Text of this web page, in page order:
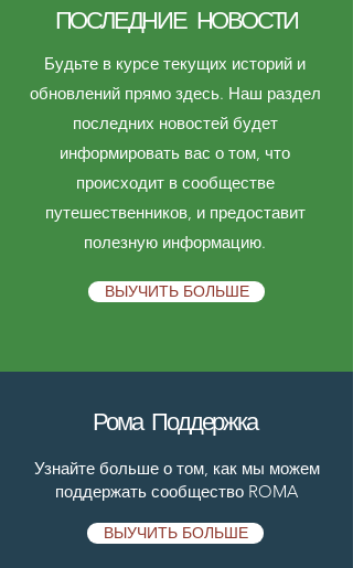
ПОСЛЕДНИЕ НОВОСТИ
Будьте в курсе текущих историй и
обновлений прямо здесь. Наш раздел
последних новостей будет
информировать вас о том, что
происходит в сообществе
путешественников, и предоставит
полезную информацию.
ВЫУЧИТЬ БОЛЬШЕ
Рома Поддержка
Узнайте больше о том, как мы можем
поддержать сообщество ROMA
ВЫУЧИТЬ БОЛЬШЕ